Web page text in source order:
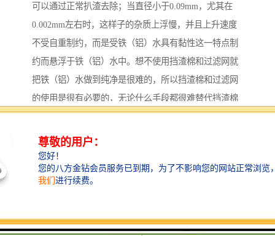
可以通过正常扒渣去除；当直径小于0.09mm，尤其在
0.002mm左右时，这样子的杂质上浮慢，并且上升速度
不受自重制约，而是受铁（铝）水具有黏性这一特点制
约而悬浮于铁（铝）水中。想不使用挡渣棉和过滤网就
把铁（铝）水做到纯净是很难的，所以挡渣棉和过滤网
的使用是很有必要的，无论什么手段都很难替代挡渣棉
和过滤网。